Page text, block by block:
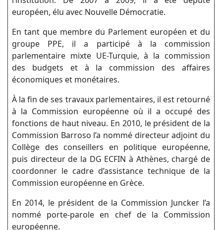
européen, élu avec Nouvelle Démocratie.
En tant que membre du Parlement européen et du
groupe PPE, il a participé à la commission
parlementaire mixte UE-Turquie, à la commission
des budgets et à la commission des affaires
économiques et monétaires.
À la fin de ses travaux parlementaires, il est retourné
à la Commission européenne où il a occupé des
fonctions de haut niveau. En 2010, le président de la
Commission Barroso l’a nommé directeur adjoint du
Collège des conseillers en politique européenne,
puis directeur de la DG ECFIN à Athènes, chargé de
coordonner le cadre d’assistance technique de la
Commission européenne en Grèce.
En 2014, le président de la Commission Juncker l’a
nommé porte-parole en chef de la Commission
européenne.